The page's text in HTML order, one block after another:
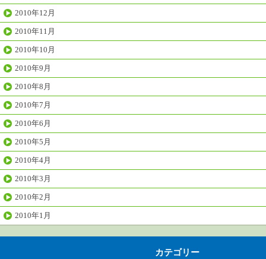
2010年12月
2010年11月
2010年10月
2010年9月
2010年8月
2010年7月
2010年6月
2010年5月
2010年4月
2010年3月
2010年2月
2010年1月
カテゴリー